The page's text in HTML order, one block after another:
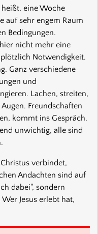
eine Woche
auf sehr engem Raum
Bedingungen.
nicht mehr eine
Notwendigkeit.
Ganz verschiedene
und
Lachen, streiten,
Freundschaften
kommt ins Gespräch.
unwichtig, alle sind
verbindet,
Andachten sind auf
dabei", sondern
Jesus erlebt hat,